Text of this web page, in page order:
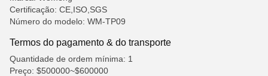
Certificação: CE,ISO,SGS
Número do modelo: WM-TP09
Termos do pagamento & do transporte
Quantidade de ordem mínima: 1
Preço: $500000~$600000